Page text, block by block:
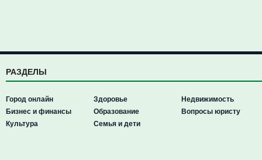
РАЗДЕЛЫ
Город онлайн
Бизнес и финансы
Культура
Здоровье
Образование
Семья и дети
Недвижимость
Вопросы юристу